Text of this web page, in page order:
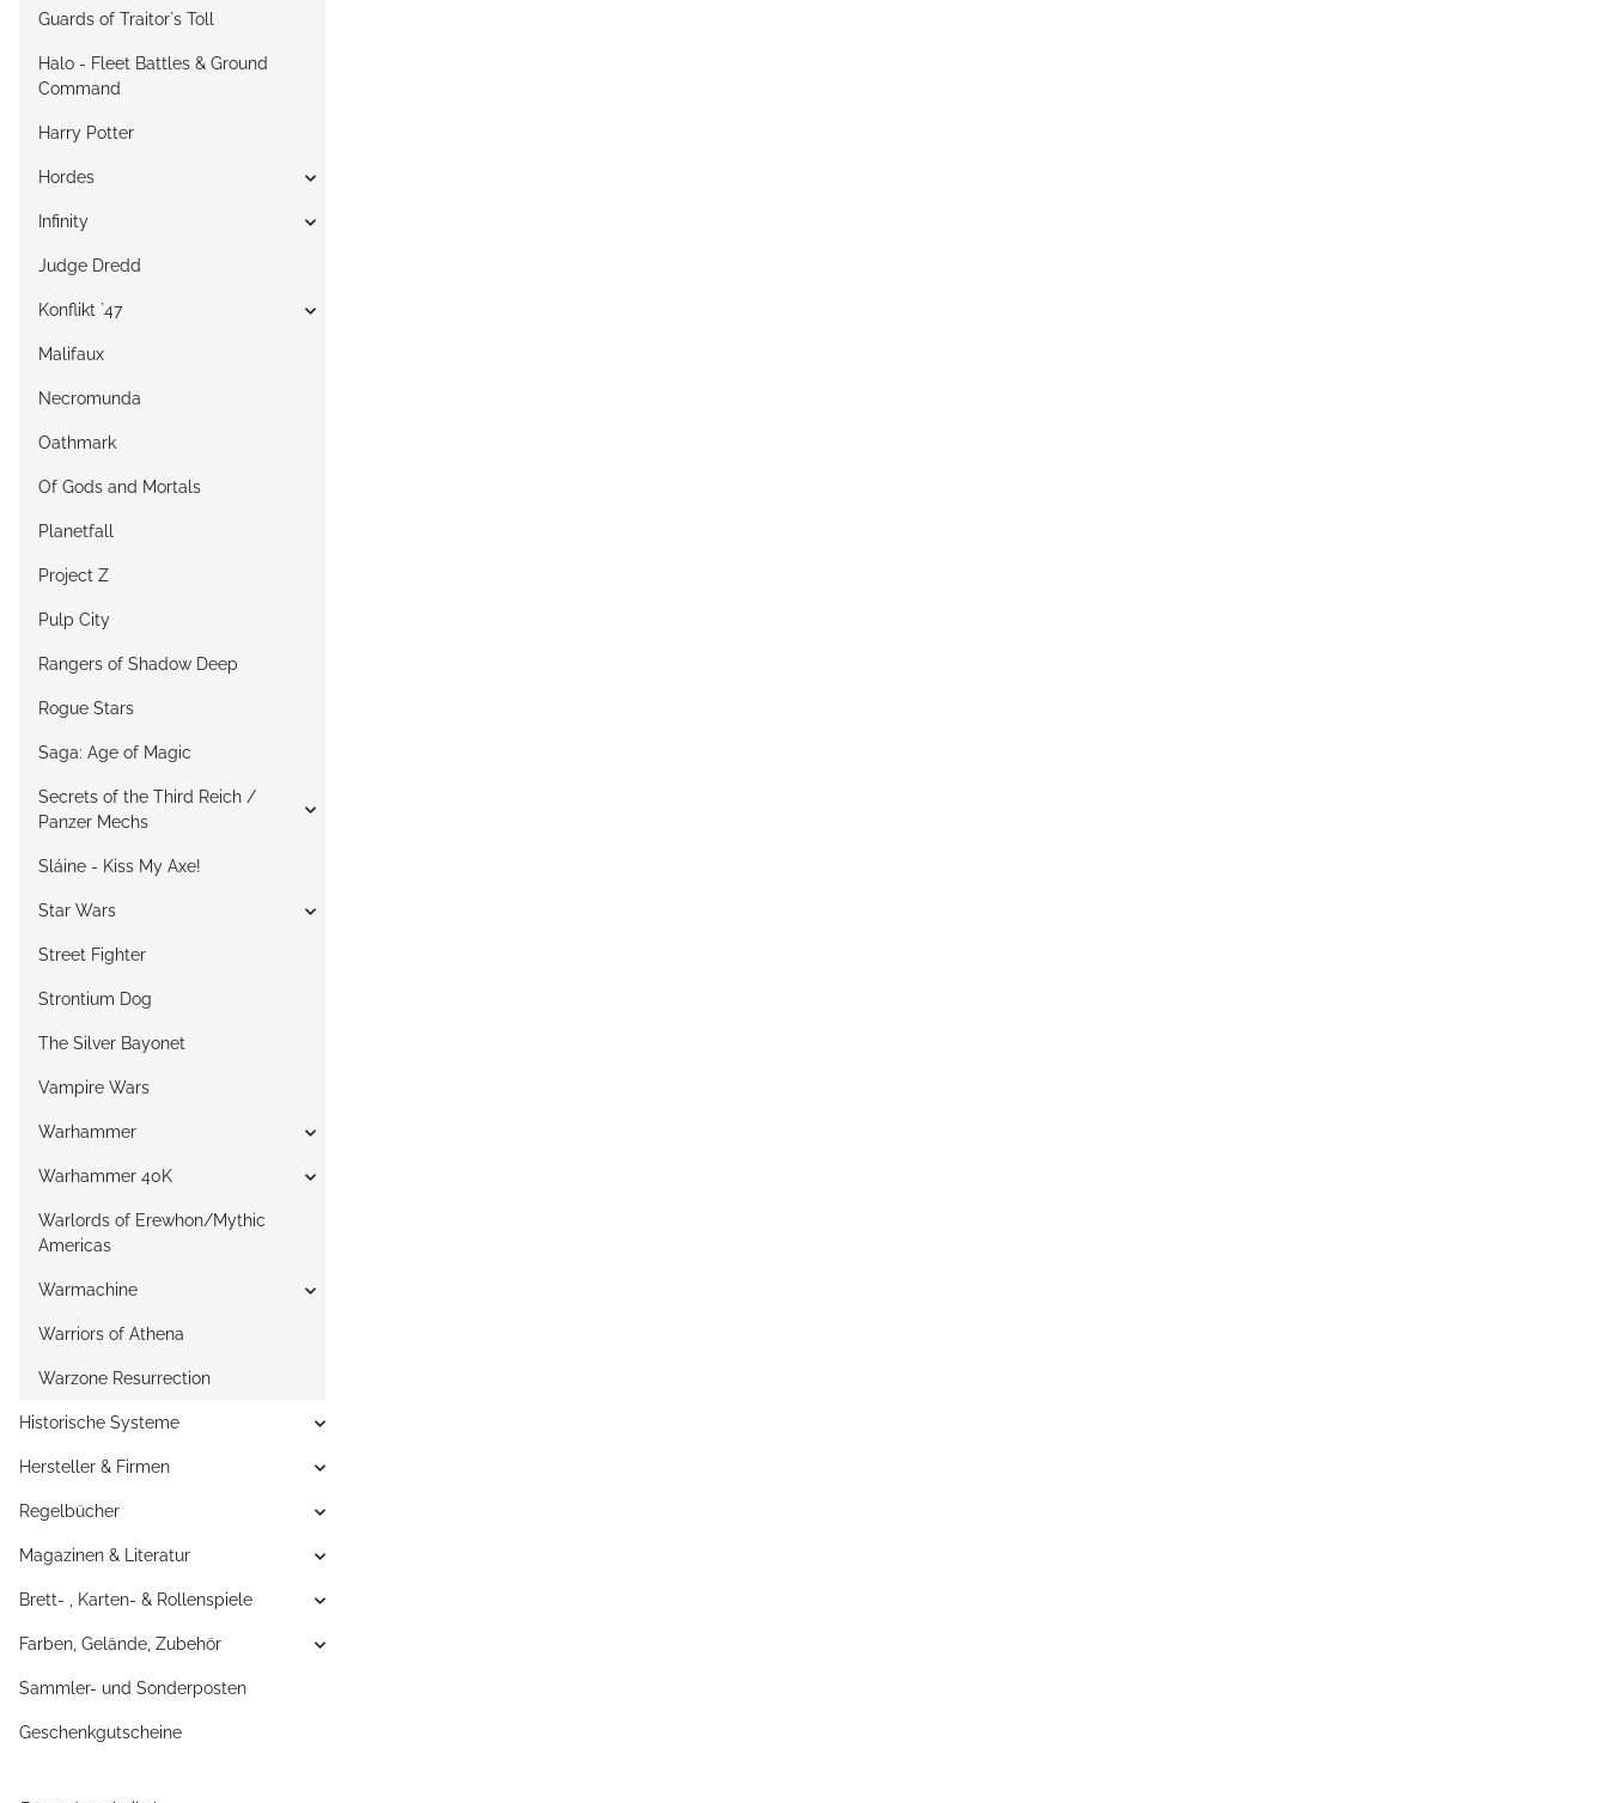
Guards of Traitor`s Toll
Halo - Fleet Battles & Ground
Command
Harry Potter
Hordes
Infinity
Judge Dredd
Konflikt `47
Malifaux
Necromunda
Oathmark
Of Gods and Mortals
Planetfall
Project Z
Pulp City
Rangers of Shadow Deep
Rogue Stars
Saga: Age of Magic
Secrets of the Third Reich /
Panzer Mechs
Sláine - Kiss My Axe!
Star Wars
Street Fighter
Strontium Dog
The Silver Bayonet
Vampire Wars
Warhammer
Warhammer 40K
Warlords of Erewhon/Mythic
Americas
Warmachine
Warriors of Athena
Warzone Resurrection
Historische Systeme
Hersteller & Firmen
Regelbücher
Magazinen & Literatur
Brett- , Karten- & Rollenspiele
Farben, Gelände, Zubehör
Sammler- und Sonderposten
Geschenkgutscheine